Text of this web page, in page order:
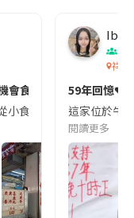
會食招牌大魚蛋！
小食到大，放工放學就
祥榮
59年回憶💔
這家位於牛
閱讀更多